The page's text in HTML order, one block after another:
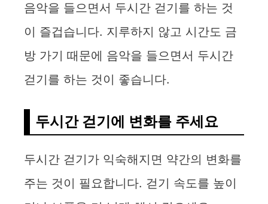
음악을 들으면서 두시간 걷기를 하는 것
이 즐겁습니다. 지루하지 않고 시간도 금
방 가기 때문에 음악을 들으면서 두시간
걷기를 하는 것이 좋습니다.
두시간 걷기에 변화를 주세요
두시간 걷기가 익숙해지면 약간의 변화를
주는 것이 필요합니다. 걷기 속도를 높이